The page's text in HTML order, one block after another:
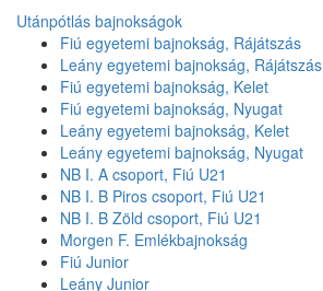
Utánpótlás bajnokságok
Fiú egyetemi bajnokság, Rájátszás
Leány egyetemi bajnokság, Rájátszás
Fiú egyetemi bajnokság, Kelet
Fiú egyetemi bajnokság, Nyugat
Leány egyetemi bajnokság, Kelet
Leány egyetemi bajnokság, Nyugat
NB I. A csoport, Fiú U21
NB I. B Piros csoport, Fiú U21
NB I. B Zöld csoport, Fiú U21
Morgen F. Emlékbajnokság
Fiú Junior
Leány Junior